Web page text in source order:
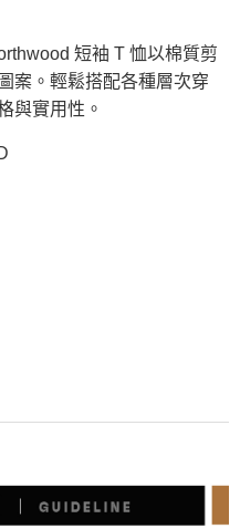
短袖 T 恤以棉質剪
案。輕鬆搭配各種層次穿
與實用性。